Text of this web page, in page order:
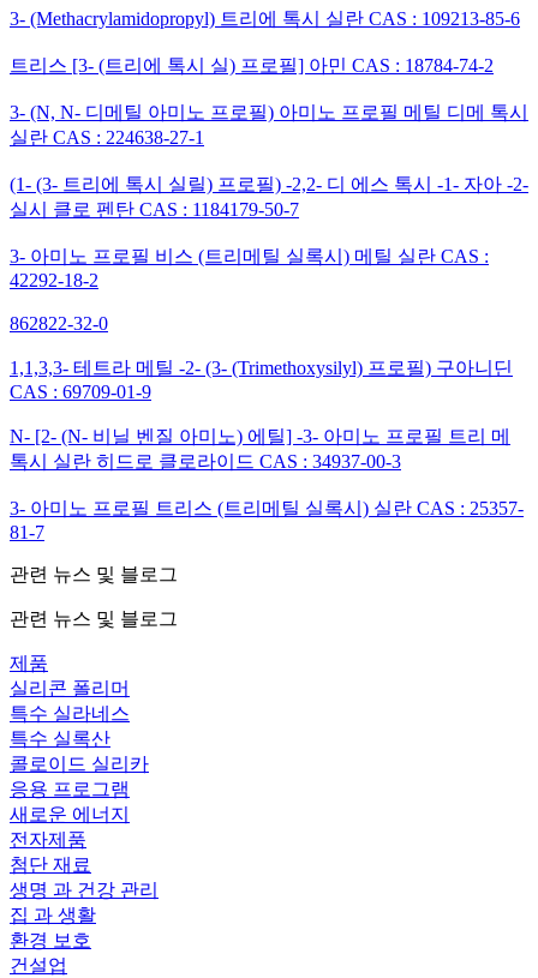
3- (Methacrylamidopropyl) 트리에 톡시 실란 CAS : 109213-85-6
트리스 [3- (트리에 톡시 실) 프로필] 아민 CAS : 18784-74-2
3- (N, N- 디메틸 아미노 프로필) 아미노 프로필 메틸 디메 톡시
실란 CAS : 224638-27-1
(1- (3- 트리에 톡시 실릴) 프로필) -2,2- 디 에스 톡시 -1- 자아 -2-
실시 클로 펜탄 CAS : 1184179-50-7
3- 아미노 프로필 비스 (트리메틸 실록시) 메틸 실란 CAS :
42292-18-2
862822-32-0
1,1,3,3- 테트라 메틸 -2- (3- (Trimethoxysilyl) 프로필) 구아니딘
CAS : 69709-01-9
N- [2- (N- 비닐 벤질 아미노) 에틸] -3- 아미노 프로필 트리 메
톡시 실란 히드로 클로라이드 CAS : 34937-00-3
3- 아미노 프로필 트리스 (트리메틸 실록시) 실란 CAS : 25357-
81-7
관련 뉴스 및 블로그
관련 뉴스 및 블로그
제품
실리콘 폴리머
특수 실라네스
특수 실록산
콜로이드 실리카
응용 프로그램
새로운 에너지
전자제품
첨단 재료
생명 과 건강 관리
집 과 생활
환경 보호
건설업